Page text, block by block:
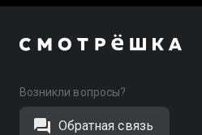
Возникли вопросы?
Обратная связь